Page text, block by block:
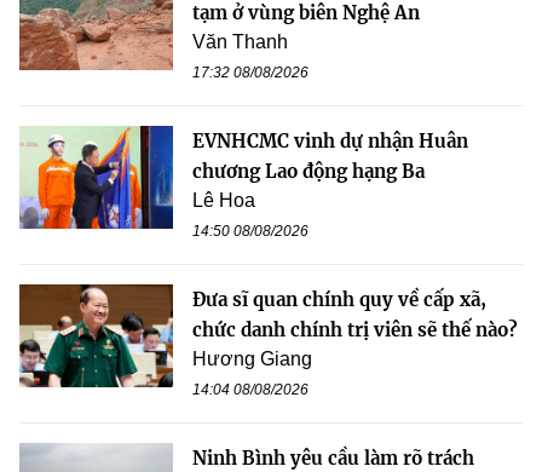
tạm ở vùng biên Nghệ An
Văn Thanh
17:32 08/08/2026
EVNHCMC vinh dự nhận Huân
chương Lao động hạng Ba
Lê Hoa
14:50 08/08/2026
Đưa sĩ quan chính quy về cấp xã,
chức danh chính trị viên sẽ thế nào?
Hương Giang
14:04 08/08/2026
Ninh Bình yêu cầu làm rõ trách